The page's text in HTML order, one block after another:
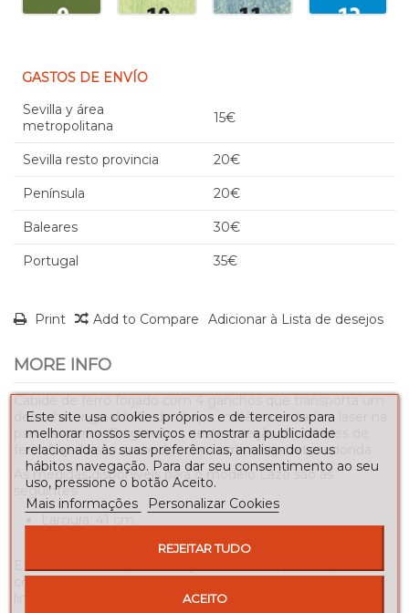
GASTOS DE ENVÍO
Sevilla y área
metropolitana
15€
Sevilla resto provincia 20€
Península 20€
Baleares 30€
Portugal 35€
Print Add to Compare Adicionar à Lista de desejos
MORE INFO
Cabide de ferro forjado com 4 ganchos que transporta um
desenho original feito de chapa metálica cortada a laser na
parte superior. Os ganchos desta coleção de cabides de
ferro forjado são acabados com uma maçaneta redonda.
As medidas disponíveis para o modelo Lazo são as
seguintes:
Estes cabides de parede forjar são muito práticos para
colocar na entrada ou em qualquer um dos quartos. Sua
linha moderna dará um toque moderno à decoração.
Este site usa cookies próprios e de terceiros para
melhorar nossos serviços e mostrar a publicidade
relacionada às suas preferências, analisando seus
hábitos navegação. Para dar seu consentimento ao seu
uso, pressione o botão Aceito.
Mais informações
Personalizar Cookies
REJEITAR TUDO
ACEITO